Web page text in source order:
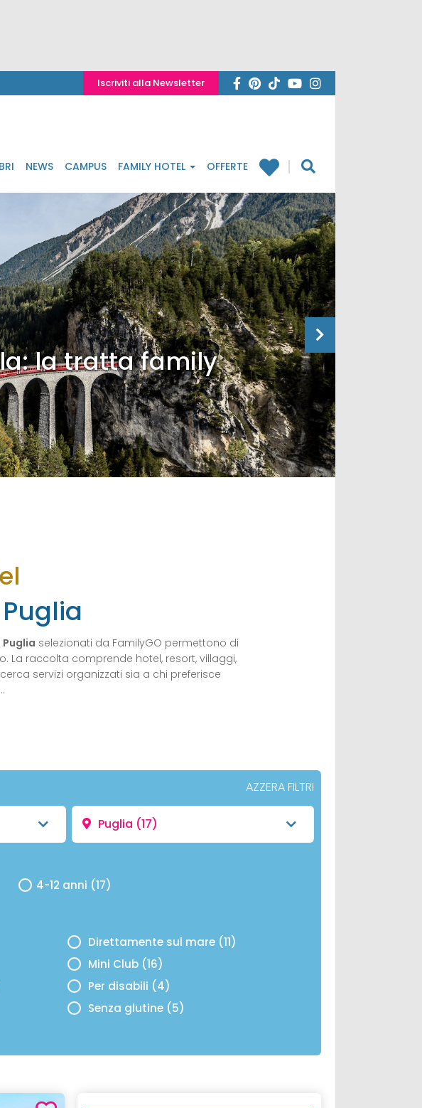
Iscriviti alla Newsletter
NEWS CAMPUS FAMILY HOTEL OFFERTE
la tratta family
selezionati da FamilyGO permettono di
La raccolta comprende hotel, resort, villaggi,
servizi organizzati sia a chi preferisce
AZZERA FILTRI
Puglia (17)
4-12 anni (17)
Direttamente sul mare (11)
Mini Club (16)
Per disabili (4)
Senza glutine (5)